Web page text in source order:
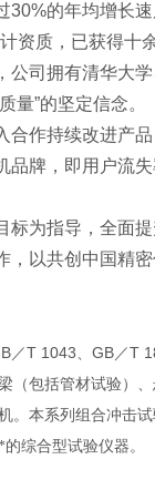
的年均增长
资质，已获得
司拥有清华大
量”的坚定信念。
作持续改进产
品牌，即用户流
为指导，全面
以共创中国精
／T 1043、 GB／T
包括管材试验）
本系列组合冲击
综合型试验仪器。